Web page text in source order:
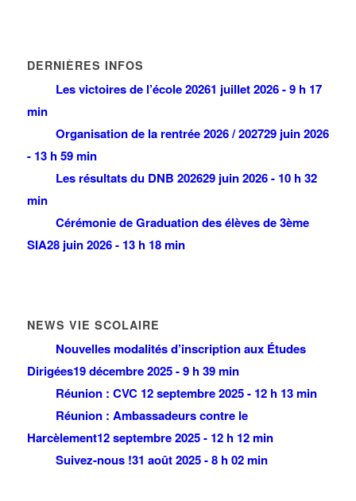
DERNIÈRES INFOS
Les victoires de l’école 20261 juillet 2026 - 9 h 17
min
Organisation de la rentrée 2026 / 202729 juin 2026
- 13 h 59 min
Les résultats du DNB 202629 juin 2026 - 10 h 32
min
Cérémonie de Graduation des élèves de 3ème
SIA28 juin 2026 - 13 h 18 min
NEWS VIE SCOLAIRE
Nouvelles modalités d’inscription aux Études
Dirigées19 décembre 2025 - 9 h 39 min
Réunion : CVC 12 septembre 2025 - 12 h 13 min
Réunion : Ambassadeurs contre le
Harcèlement12 septembre 2025 - 12 h 12 min
Suivez-nous !31 août 2025 - 8 h 02 min